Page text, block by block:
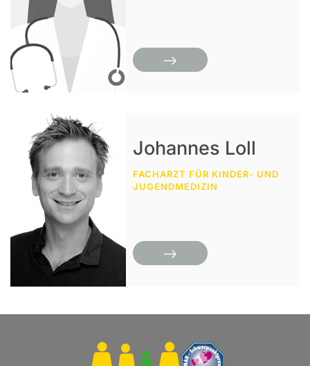
Johannes Loll
FACHARZT FÜR KINDER- UND
JUGENDMEDIZIN